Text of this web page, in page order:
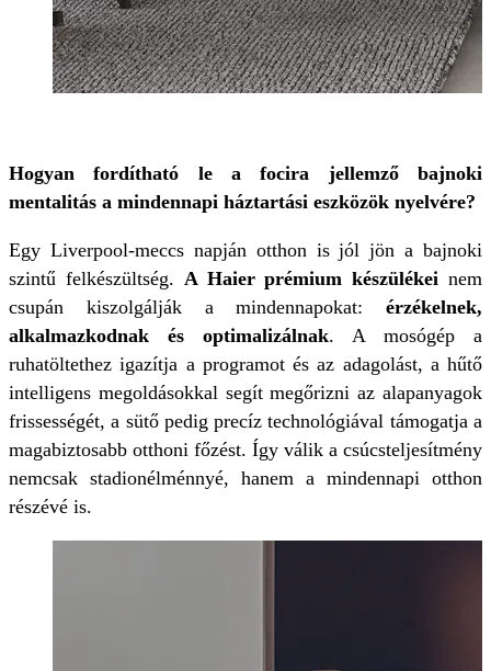
Hogyan fordítható le a focira jellemző bajnoki
mentalitás a mindennapi háztartási eszközök nyelvére?
Egy Liverpool-meccs napján otthon is jól jön a bajnoki
szintű felkészültség. A Haier prémium készülékei nem
csupán kiszolgálják a mindennapokat: érzékelnek,
alkalmazkodnak és optimalizálnak. A mosógép a
ruhatöltethez igazítja a programot és az adagolást, a hűtő
intelligens megoldásokkal segít megőrizni az alapanyagok
frissességét, a sütő pedig precíz technológiával támogatja a
magabiztosabb otthoni főzést. Így válik a csúcsteljesítmény
nemcsak stadionélménnyé, hanem a mindennapi otthon
részévé is.